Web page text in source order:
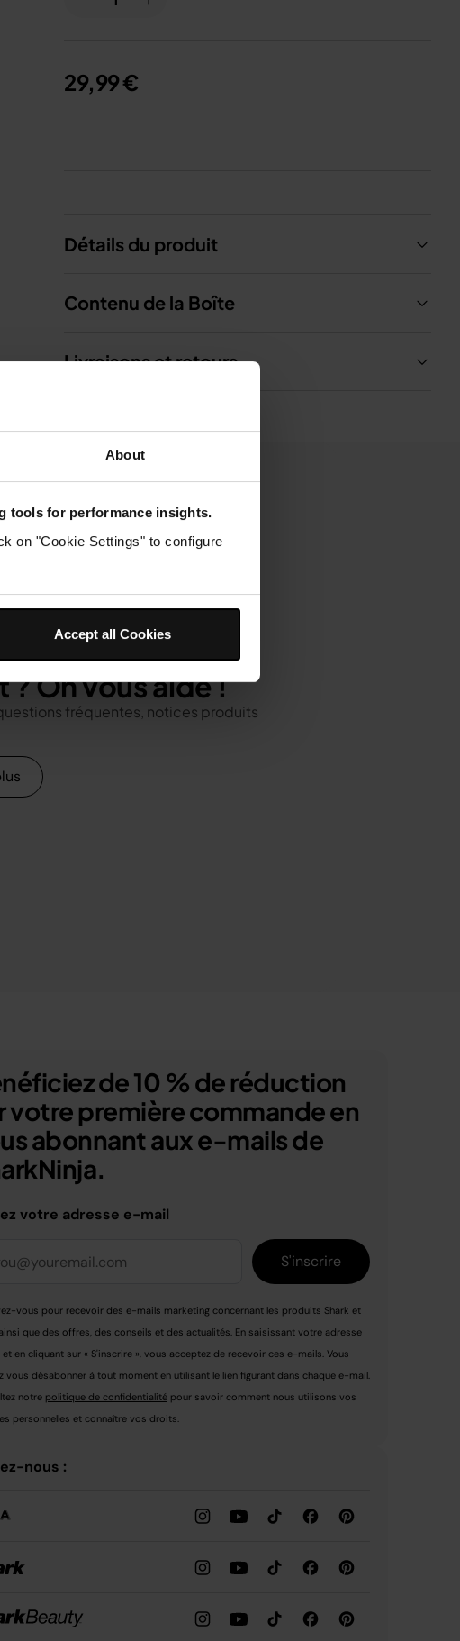
About
tools for performance insights.
on "Cookie Settings" to configure
Accept all Cookies
29,99 €
Détails du produit
Contenu de la Boîte
Livraisons et retours
sur votre
On vous aide !
fréquentes, notices produits
de 10 % de réduction
votre première commande en
abonnant aux e-mails de
votre adresse e-mail
S'inscrire
vous pour recevoir des e-mails marketing concernant les produits Shark et
que des offres, des conseils et des actualités. En saisissant votre adresse
en cliquant sur « S'inscrire », vous acceptez de recevoir ces e-mails. Vous
vous désabonner à tout moment en utilisant le lien figurant dans chaque e-mail.
notre politique de confidentialité pour savoir comment nous utilisons vos
personnelles et connaître vos droits.
nous :